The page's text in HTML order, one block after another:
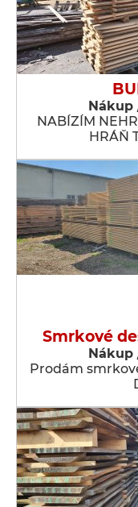
Nákup
NABÍZÍM
HRÁŇ
Smrkové
Nákup
Prodám